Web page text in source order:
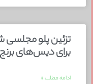
برای دیس‌های برنج
ادامه مطلب »